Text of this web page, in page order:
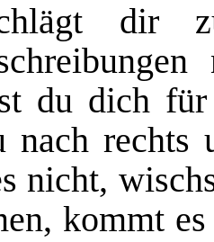
dir
du dich
nach rechts
nicht,
kommt